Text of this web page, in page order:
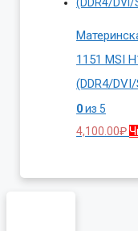
1151 MSI
(DDR4/
0из 5
4,100.00₽